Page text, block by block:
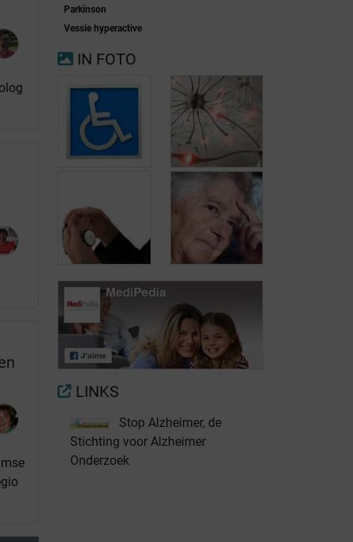
Exocriene
pancreas-
insufficiëntie
Parkinson
Vessie hyperactive
IN FOTO
Welke kortingen
zijn beschikbaar
bij de ziekte van
Alzheimer?
Hoe evolueert
de ziekte van
Alzheimer?
De ziekte van
Alzheimer: niet
alleen
geheugenstoornissen
Gedragsstoornissen
en de ziekte van
Alzheimer
LINKS
Stop Alzheimer, de
Stichting voor Alzheimer
Onderzoek